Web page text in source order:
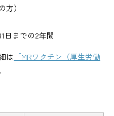
方）
日までの2年間
は 「MRワクチン（厚生労働